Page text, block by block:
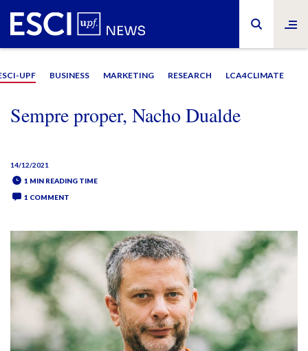
UPF BUSINESS MARKETING RESEARCH LCA4CLIMATE
Sempre proper, Nacho Dualde
14/12/2021
1 MIN READING TIME
1 COMMENT